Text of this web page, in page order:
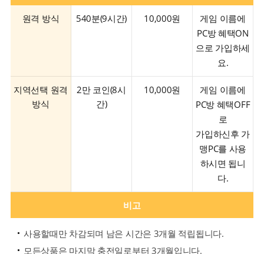
비고
원격 방식 540분(9시간) 10,000원
게임 이름에
PC방 혜택ON
으로 가입하세
요.
사용할때만 차감되며 남은 시간은 3개월 적립됩니다.
모든상품은 마지막 충전일로부터 3개월입니다.
지역선택 원격
방식
2만 코인(8시
간)
10,000원
게임 이름에
PC방 혜택OFF
로
가입하신후 가
맹PC를 사용
하시면 됩니
다.